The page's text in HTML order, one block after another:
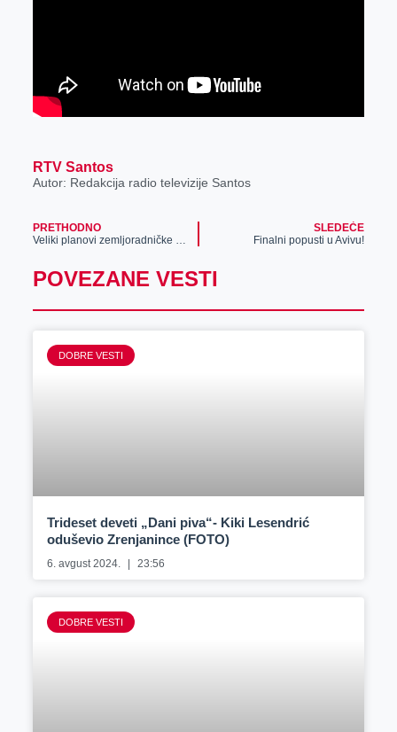
RTV Santos
Autor: Redakcija radio televizije Santos
PRETHODNO
Veliki planovi zemljoradničke zadruge „Sloga“
SLEDEĆE
Finalni popusti u Avivu!
POVEZANE VESTI
DOBRE VESTI
Trideset deveti „Dani piva“- Kiki Lesendrić
oduševio Zrenjanince (FOTO)
6. avgust 2024. 23:56
DOBRE VESTI